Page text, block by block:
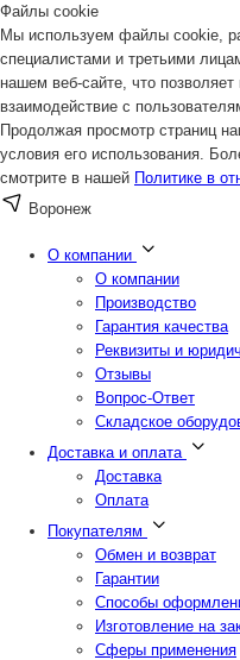
Файлы cookie
Мы используем файлы cookie,
специалистами и третьими
нашем веб-сайте, что
взаимодействие с
Продолжая просмотр страниц
условия его использования.
смотрите в нашей Политике в
Воронеж
О компании
О компании
Производство
Гарантия качества
Реквизиты и
Отзывы
Вопрос-Ответ
Складское
Доставка и оплата
Доставка
Оплата
Покупателям
Обмен и возврат
Гарантии
Способы
Изготовление на
Сферы применения